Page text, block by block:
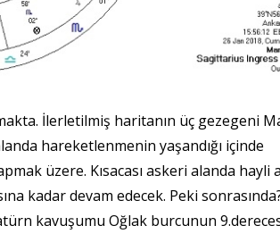
İlerletilmiş haritanın üç gezegeni
hareketlenmenin yaşandığı içinde
üzere. Kısacası askeri alanda hayli
kadar devam edecek. Peki
kavuşumu Oğlak burcunun